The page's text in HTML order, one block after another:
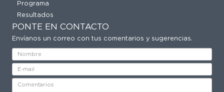
Programa
Resultados
PONTE EN CONTACTO
Envíanos un correo con tus comentarios y sugerencias.